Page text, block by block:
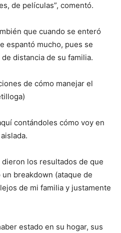
de películas”, comentó.
que cuando se enteró
espantó mucho, pues se
distancia de su familia.
de cómo manejar el
contándoles cómo voy en
los resultados de que
breakdown (ataque de
de mi familia y justamente
estado en su hogar, sus